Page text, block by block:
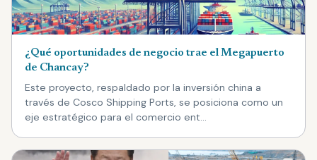
¿Qué oportunidades de negocio trae el Megapuerto
de Chancay?
Este proyecto, respaldado por la inversión china a
través de Cosco Shipping Ports, se posiciona como un
eje estratégico para el comercio ent…